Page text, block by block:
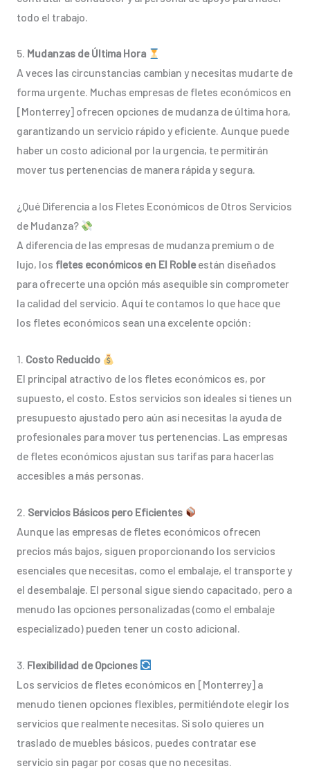
todo el trabajo.
5. Mudanzas de Última Hora
A veces las circunstancias cambian y necesitas mudarte de
forma urgente. Muchas empresas de fletes económicos en
[Monterrey] ofrecen opciones de mudanza de última hora,
garantizando un servicio rápido y eficiente. Aunque puede
haber un costo adicional por la urgencia, te permitirán
mover tus pertenencias de manera rápida y segura.
¿Qué Diferencia a los Fletes Económicos de Otros Servicios
de Mudanza?
A diferencia de las empresas de mudanza premium o de
lujo, los fletes económicos en El Robleestán diseñados
para ofrecerte una opción más asequible sin comprometer
la calidad del servicio. Aquí te contamos lo que hace que
los fletes económicos sean una excelente opción:
1. Costo Reducido
El principal atractivo de los fletes económicos es, por
supuesto, el costo. Estos servicios son ideales si tienes un
presupuesto ajustado pero aún así necesitas la ayuda de
profesionales para mover tus pertenencias. Las empresas
de fletes económicos ajustan sus tarifas para hacerlas
accesibles a más personas.
2. Servicios Básicos pero Eficientes
Aunque las empresas de fletes económicos ofrecen
precios más bajos, siguen proporcionando los servicios
esenciales que necesitas, como el embalaje, el transporte y
el desembalaje. El personal sigue siendo capacitado, pero a
menudo las opciones personalizadas (como el embalaje
especializado) pueden tener un costo adicional.
3. Flexibilidad de Opciones
Los servicios de fletes económicos en [Monterrey] a
menudo tienen opciones flexibles, permitiéndote elegir los
servicios que realmente necesitas. Si solo quieres un
traslado de muebles básicos, puedes contratar ese
servicio sin pagar por cosas que no necesitas.